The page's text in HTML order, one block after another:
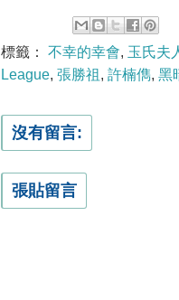
標籤： 不幸的幸會, 玉氏夫
League, 張勝祖 , 許楠儁, 黑
沒有留言:
張貼留言